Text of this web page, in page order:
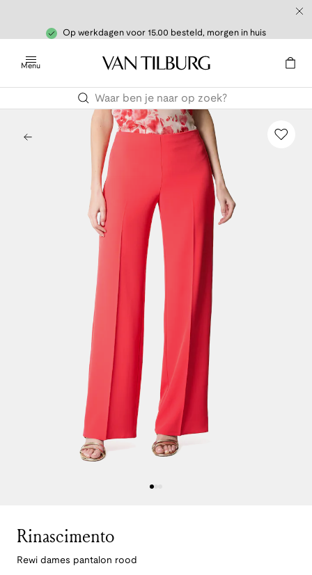
Op werkdagen voor 15.00 besteld, morgen in huis
Menu
Rinascimento
Rewi dames pantalon rood